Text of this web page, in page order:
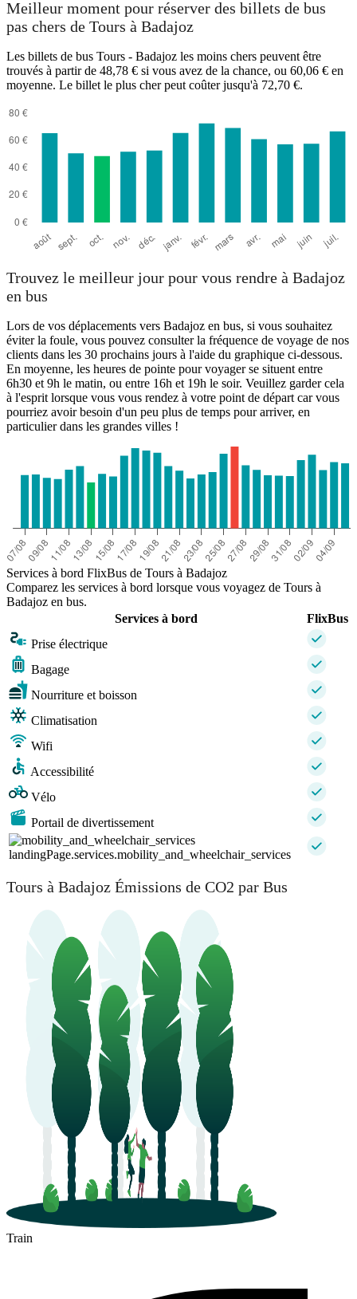
Meilleur moment pour réserver des billets de bus
pas chers de Tours à Badajoz
Les billets de bus Tours - Badajoz les moins chers peuvent être
trouvés à partir de 48,78 € si vous avez de la chance, ou 60,06 € en
moyenne. Le billet le plus cher peut coûter jusqu'à 72,70 €.
Trouvez le meilleur jour pour vous rendre à Badajoz
en bus
Lors de vos déplacements vers Badajoz en bus, si vous souhaitez
éviter la foule, vous pouvez consulter la fréquence de voyage de nos
clients dans les 30 prochains jours à l'aide du graphique ci-dessous.
En moyenne, les heures de pointe pour voyager se situent entre
6h30 et 9h le matin, ou entre 16h et 19h le soir. Veuillez garder cela
à l'esprit lorsque vous vous rendez à votre point de départ car vous
pourriez avoir besoin d'un peu plus de temps pour arriver, en
particulier dans les grandes villes !
Services à bord FlixBus de Tours à Badajoz
Comparez les services à bord lorsque vous voyagez de Tours à
Badajoz en bus.
Services à bord
FlixBus
Prise électrique
Bagage
Nourriture et boisson
Climatisation
Wifi
Accessibilité
Vélo
Portail de divertissement
landingPage.services.mobility_and_wheelchair_services
Tours à Badajoz Émissions de CO2 par Bus
Train